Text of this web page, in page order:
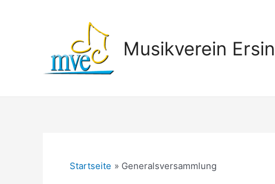
Musikverein
Startseite Generalsversammlung